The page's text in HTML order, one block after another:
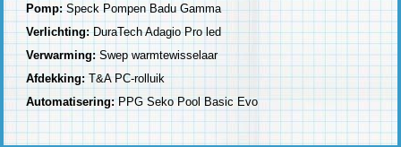
Pomp:Speck Pompen Badu Gamma
Verlichting:DuraTech Adagio Pro led
Verwarming:Swep warmtewisselaar
Afdekking:T&A PC-rolluik
Automatisering:PPG Seko Pool Basic Evo